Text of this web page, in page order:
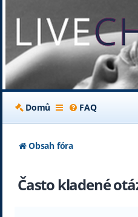
Domů FAQ
Obsah fóra
Často kladené